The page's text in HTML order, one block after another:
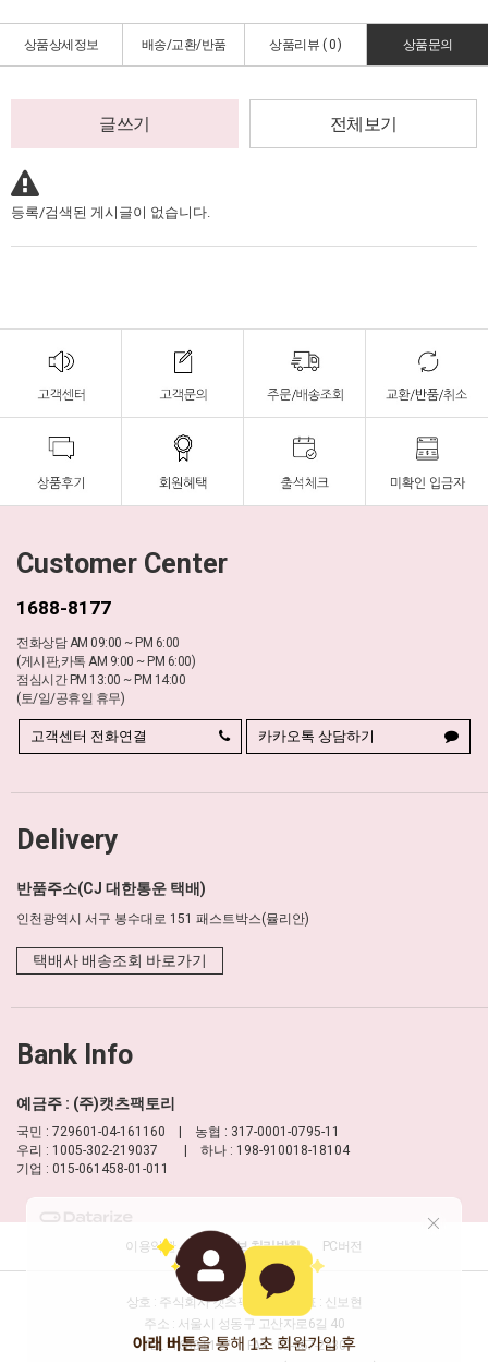
상품상세정보 배송/교환/반품 상품리뷰 ( 0) 상품문의
글쓰기 전체보기
등록/검색된 게시글이 없습니다.
Customer Center
1688-8177
전화상담 AM 09:00 ~ PM 6:00
(게시판,카톡 AM 9:00 ~ PM 6:00)
점심시간 PM 13:00 ~ PM 14:00
(토/일/공휴일 휴무)
고객센터 전화연결 카카오톡 상담하기
Delivery
반품주소(CJ 대한통운 택배)
인천광역시 서구 봉수대로 151 패스트박스(뮬리안)
택배사 배송조회 바로가기
Bank Info
예금주 : (주)캣츠팩토리
국민 : 729601-04-161160 | 농협 : 317-0001-0795-11
우리 : 1005-302-219037 | 하나 : 198-910018-18104
기업 : 015-061458-01-011
이용약관 개인정보 처리방침 PC버전
상호 : 주식회사 캣츠팩토리
대표 : 신보현
주소 : 서울시 성동구 고산자로6길 40
TEL : 1688-8177
FAX : 02-457-2330